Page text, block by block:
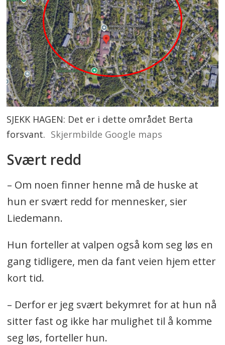
SJEKK HAGEN: Det er i dette området Berta
forsvant. Skjermbilde Google maps
Svært redd
– Om noen finner henne må de huske at
hun er svært redd for mennesker, sier
Liedemann.
Hun forteller at valpen også kom seg løs en
gang tidligere, men da fant veien hjem etter
kort tid.
– Derfor er jeg svært bekymret for at hun nå
sitter fast og ikke har mulighet til å komme
seg løs, forteller hun.